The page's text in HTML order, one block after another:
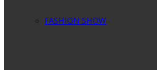
FASHION SHOW